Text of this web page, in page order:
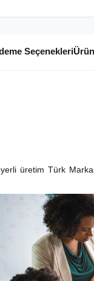
Seçenekleri
üretim Türk